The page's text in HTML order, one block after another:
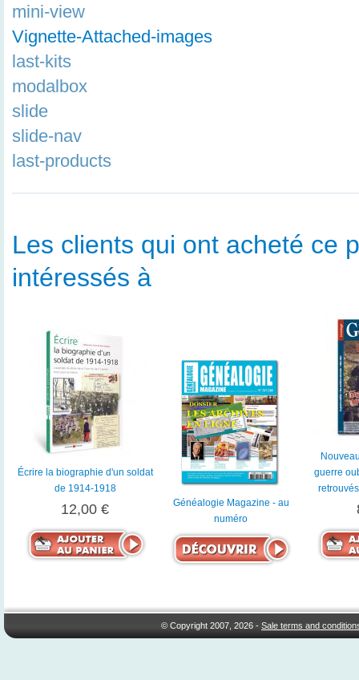
mini-view
Vignette-Attached-images
last-kits
modalbox
slide
slide-nav
last-products
Les clients qui ont acheté ce
intéressés à
Écrire la biographie d'un soldat
de 1914-1918
12,00 €
Généalogie Magazine - au
numéro
guerre
© Copyright 2007, 2026 -Sale terms and